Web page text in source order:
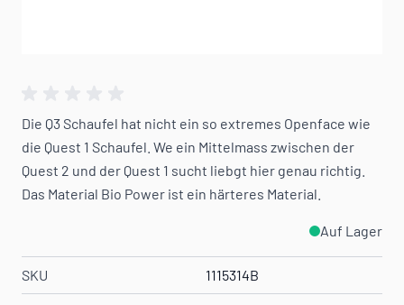
Die Q3 Schaufel hat nicht ein so extremes Openface wie
die Quest 1 Schaufel. We ein Mittelmass zwischen der
Quest 2 und der Quest 1 sucht liebgt hier genau richtig.
Das Material Bio Power ist ein härteres Material.
Auf Lager
SKU 1115314B